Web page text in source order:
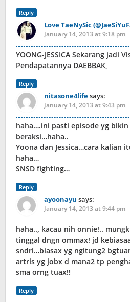
Reply
Love TaeNySic
January 14, 2013 at 9:18 pm
YOONG-JESSICA Sekarang jadi
Pendapatannya DAEBBAK,
Reply
nitasone4lifesays:
January 14, 2013 at 9:43 pm
haha….ini pasti episode yg
beraksi…haha..
Yoona dan Jessica…cara kalian
haha…
SNSD fighting…
Reply
ayoonayu says:
January 14, 2013 at 9:44 pm
haha.., kacau nih onnie!..
tinggal dngn ommax! jd
sndri…biasax yg ngitung2
artris yg jobx d mana2 tp
sma orng tuax!!
Reply